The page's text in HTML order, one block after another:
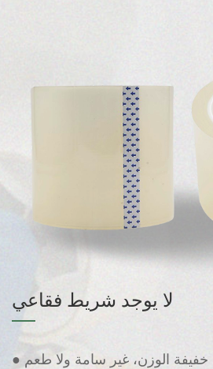
لا يوجد شريط فقاعي
● الميزة: قوة شد عالية، خفيفة الوزن، غير سامة ولا طعم